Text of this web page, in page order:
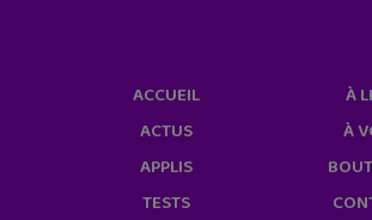
ACCUEIL
ACTUS
APPLIS
TESTS
À
À